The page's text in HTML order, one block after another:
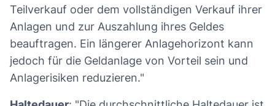
Teilverkauf oder dem vollständigen Verkauf ihrer
Anlagen und zur Auszahlung ihres Geldes
beauftragen. Ein längerer Anlagehorizont kann
jedoch für die Geldanlage von Vorteil sein und
Anlagerisiken reduzieren."